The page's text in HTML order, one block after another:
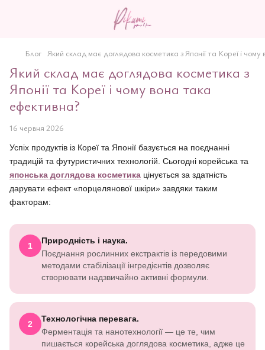
Блог Який склад має доглядова косметика з Японії та Кореї і
Який склад має доглядова косметика з
Японії та Кореї і чому вона така
ефективна?
16 червня 2026
Успіх продуктів із Кореї та Японії базується на поєднанні
традицій та футуристичних технологій. Сьогодні корейська та
японська доглядова косметика цінується за здатність
дарувати ефект «порцелянової шкіри» завдяки таким
факторам:
1
Природність і наука.
Поєднання рослинних екстрактів із передовими
методами стабілізації інгредієнтів дозволяє
створювати надзвичайно активні формули.
2
Технологічна перевага.
Ферментація та нанотехнології — це те, чим
пишається корейська доглядова косметика, адже це